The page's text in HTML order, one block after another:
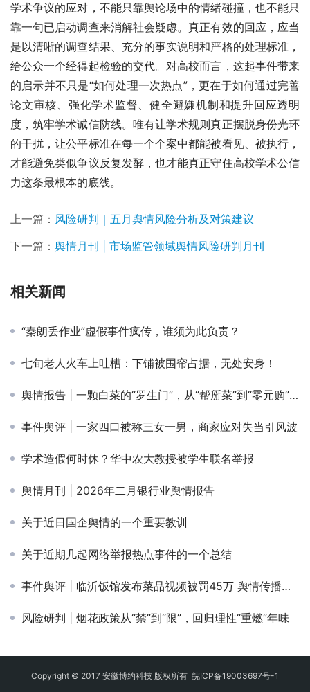
学术争议的应对，不能只靠舆论场中的情绪碰撞，也不能只
靠一句已启动调查来消解社会疑虑。真正有效的回应，应当
是以清晰的调查结果、充分的事实说明和严格的处理标准，
给公众一个经得起检验的交代。对高校而言，这起事件带来
的启示并不只是“如何处理一次热点”，更在于如何通过完善
论文审核、强化学术监督、健全避嫌机制和提升回应透明
度，筑牢学术诚信防线。唯有让学术规则真正摆脱身份光环
的干扰，让公平标准在每一个个案中都能被看见、被执行，
才能避免类似争议反复发酵，也才能真正守住高校学术公信
力这条最根本的底线。
上一篇： 风险研判｜五月舆情风险分析及对策建议
下一篇： 舆情月刊 | 市场监管领域舆情风险研判月刊
相关新闻
“秦朗丢作业”虚假事件疯传，谁须为此负责？
七旬老人火车上吐槽：下铺被围帘占据，无处安身！
舆情报告 | 一颗白菜的“罗生门”，从“帮掰菜”到“零元购”舆情狂欢
事件舆评 | 一家四口被称三女一男，商家应对失当引风波
学术造假何时休？华中农大教授被学生联名举报
舆情月刊 | 2026年二月银行业舆情报告
关于近日国企舆情的一个重要教训
关于近期几起网络举报热点事件的一个总结
事件舆评 | 临沂饭馆发布菜品视频被罚45万 舆情传播专项报告
风险研判 | 烟花政策从“禁”到“限”，回归理性“重燃”年味
Copyright © 2017 安徽博约科技 版权所有 皖ICP备19003697号-1